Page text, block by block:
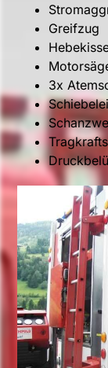
Greifzug
3x